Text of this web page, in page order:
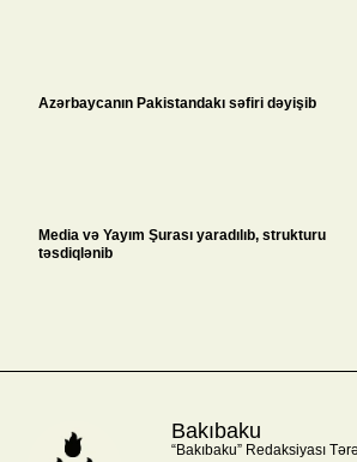
Azərbaycanın Pakistandakı səfiri dəyişib
Media və Yayım Şurası yaradılıb, strukturu
təsdiqlənib
Bakıbaku
“Bakıbaku” Redaksiyası